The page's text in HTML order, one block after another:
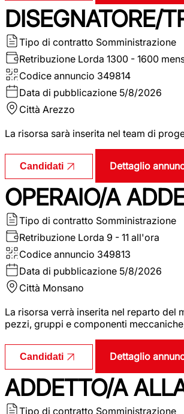
DISEGNATORE/
Tipo di contratto Somministrazione
Retribuzione Lorda 1300 - 1600
Codice annuncio 349814
Data di pubblicazione 5/8/2026
Città Arezzo
La risorsa sarà inserita nel team di
Candidati Dettaglio
OPERAIO/A
Tipo di contratto Somministrazione
Retribuzione Lorda 9 - 11 all'ora
Codice annuncio 349813
Data di pubblicazione 5/8/2026
Città Monsano
La risorsa verrà inserita nel reparto
pezzi, gruppi e componenti
Candidati Dettaglio
ADDETTO/A
Tipo di contratto Somministrazione